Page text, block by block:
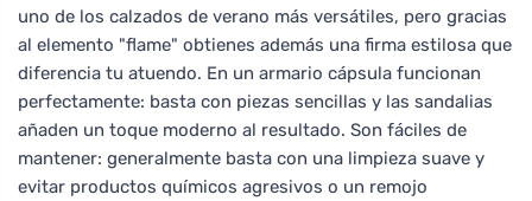
uno de los calzados de verano más versátiles, pero gracias
al elemento "flame" obtienes además una firma estilosa que
diferencia tu atuendo. En un armario cápsula funcionan
perfectamente: basta con piezas sencillas y las sandalias
añaden un toque moderno al resultado. Son fáciles de
mantener: generalmente basta con una limpieza suave y
evitar productos químicos agresivos o un remojo